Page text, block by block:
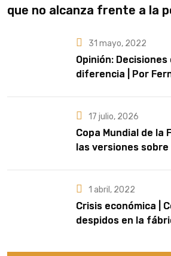
que no alcanza frente a la
31 mayo, 2022
Opinión:
diferencia | Por
17 julio, 2026
Copa Mundial de la
las versiones
1 abril, 2022
Crisis económica |
despidos en la